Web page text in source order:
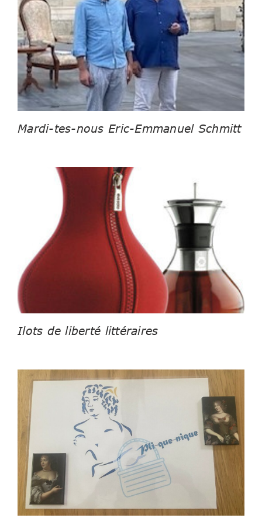
Mardi-tes-nous Eric-Emmanuel Schmitt
Ilots de liberté littéraires